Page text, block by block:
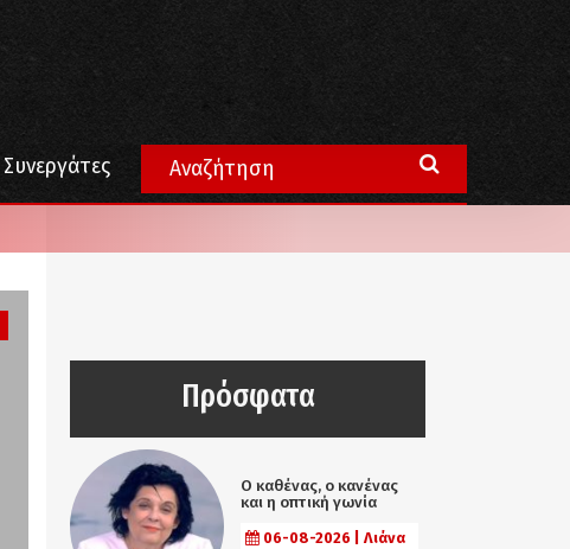
Συνεργάτες
Πρόσφατα
Ο καθένας, ο κανένας
και η οπτική γωνία
06-08-2026 | Λιάνα